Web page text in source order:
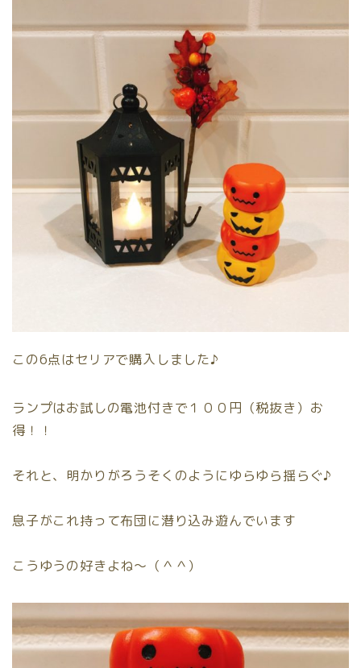
この6点はセリアで購入しました♪
ランプはお試しの電池付きで１００円（税抜き）お
得！！
それと、明かりがろうそくのようにゆらゆら揺らぐ♪
息子がこれ持って布団に潜り込み遊んでいます
こうゆうの好きよね〜（＾＾）